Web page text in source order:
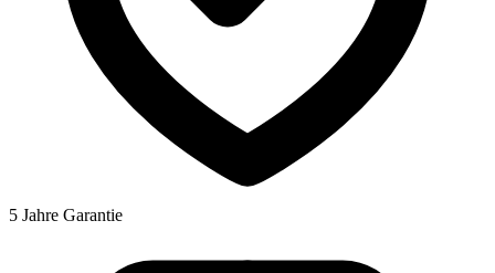
5 Jahre Garantie